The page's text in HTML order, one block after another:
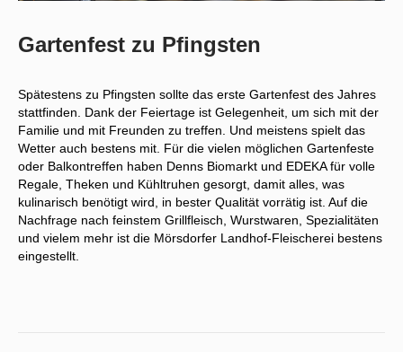
Gartenfest zu Pfingsten
Spätestens zu Pfingsten sollte das erste Gartenfest des Jahres
stattfinden. Dank der Feiertage ist Gelegenheit, um sich mit der
Familie und mit Freunden zu treffen. Und meistens spielt das
Wetter auch bestens mit. Für die vielen möglichen Gartenfeste
oder Balkontreffen haben Denns Biomarkt und EDEKA für volle
Regale, Theken und Kühltruhen gesorgt, damit alles, was
kulinarisch benötigt wird, in bester Qualität vorrätig ist. Auf die
Nachfrage nach feinstem Grillfleisch, Wurstwaren, Spezialitäten
und vielem mehr ist die Mörsdorfer Landhof-Fleischerei bestens
eingestellt.